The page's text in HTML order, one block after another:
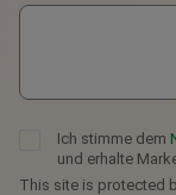
Ich stimme dem
und erhalte
This site is protected